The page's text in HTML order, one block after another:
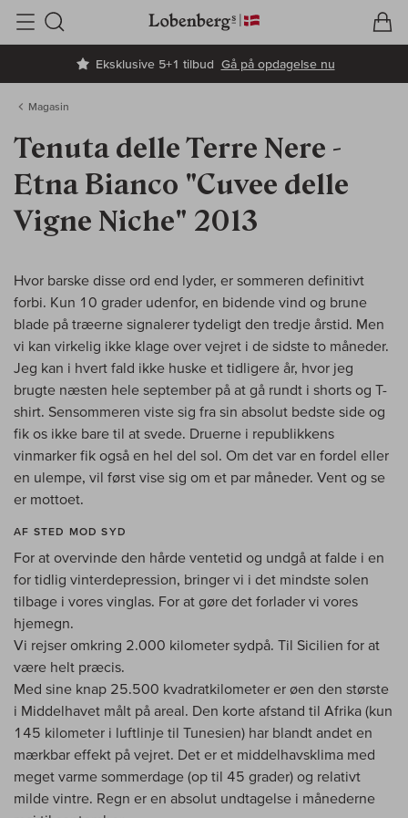
Eksklusive 5+1 tilbud Gå på opdagelse nu
Søg
Magasin
Tenuta delle Terre Nere -
Etna Bianco "Cuvee delle
Vigne Niche" 2013
Hvor barske disse ord end lyder, er sommeren definitivt
forbi. Kun 10 grader udenfor, en bidende vind og brune
blade på træerne signalerer tydeligt den tredje årstid. Men
vi kan virkelig ikke klage over vejret i de sidste to måneder.
Jeg kan i hvert fald ikke huske et tidligere år, hvor jeg
brugte næsten hele september på at gå rundt i shorts og T-
shirt. Sensommeren viste sig fra sin absolut bedste side og
fik os ikke bare til at svede. Druerne i republikkens
vinmarker fik også en hel del sol. Om det var en fordel eller
en ulempe, vil først vise sig om et par måneder. Vent og se
er mottoet.
AF STED MOD SYD
For at overvinde den hårde ventetid og undgå at falde i en
for tidlig vinterdepression, bringer vi i det mindste solen
tilbage i vores vinglas. For at gøre det forlader vi vores
hjemegn.
Vi rejser omkring 2.000 kilometer sydpå. Til Sicilien for at
være helt præcis.
Med sine knap 25.500 kvadratkilometer er øen den største
i Middelhavet målt på areal. Den korte afstand til Afrika (kun
145 kilometer i luftlinje til Tunesien) har blandt andet en
mærkbar effekt på vejret. Det er et middelhavsklima med
meget varme sommerdage (op til 45 grader) og relativt
milde vintre. Regn er en absolut undtagelse i månederne